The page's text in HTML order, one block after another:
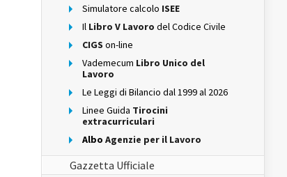
Simulatore calcolo ISEE
Il Libro V Lavoro del Codice Civile
CIGS on-line
Vademecum Libro Unico del
Lavoro
Le Leggi di Bilancio dal 1999 al 2026
Linee Guida Tirocini
extracurriculari
Albo Agenzie per il Lavoro
Gazzetta Ufficiale